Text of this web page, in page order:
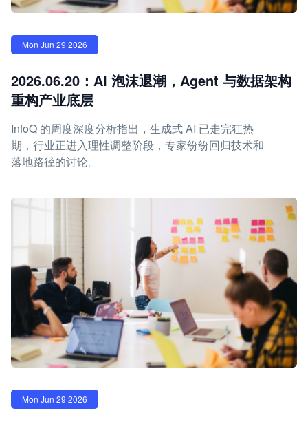
Mon Jun 29 2026
2026.06.20：AI 泡沫退潮，Agent 与数据架构
重构产业底层
InfoQ 的周度深度分析指出，生成式 AI 已走完狂热
期，行业正进入理性调整阶段，专家纷纷回归技术和
落地路径的讨论。
Mon Jun 29 2026